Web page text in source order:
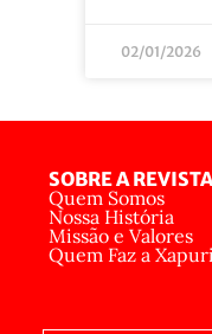
02/01/2026
SOBRE A REVISTA
Quem Somos
Nossa História
Missão e Valores
Quem Faz a Xapuri